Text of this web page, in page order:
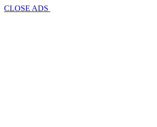
CLOSE ADS